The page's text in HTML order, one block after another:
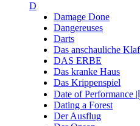
D
Damage Done
Dangereuses
Darts
Das anschauliche
DAS ERBE
Das kranke Haus
Das Krippenspiel
Dating a Forest
Der Ausflug